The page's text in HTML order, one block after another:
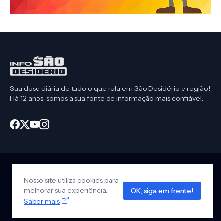
Sua dose diária de tudo o que rola em São Desidério e região!
Há 12 anos, somos a sua fonte de informação mais confiável.
Design by - Info São Desidério
InícioCEP São DesidérioPolítica de Privacidade
Anuncie em nosso site
Nosso site utiliza cookies para
melhorar sua experiência.
Saber mais
OK, siga em frente!